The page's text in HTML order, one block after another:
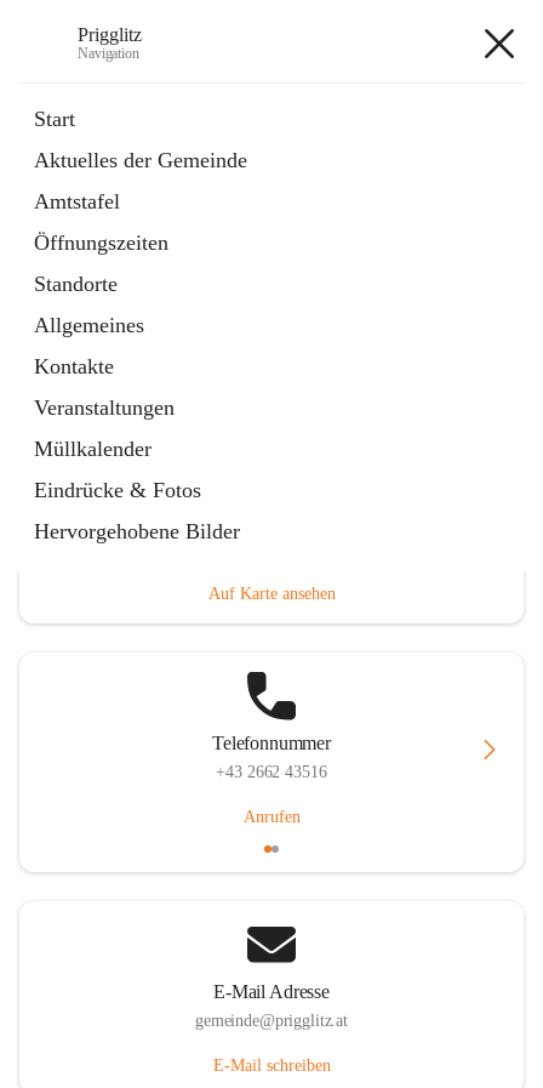
Prigglitz
Navigation
Start
Aktuelles der Gemeinde
Amtstafel
Öffnungszeiten
Standorte
Allgemeines
Kontakte
Veranstaltungen
Müllkalender
Eindrücke & Fotos
Hervorgehobene Bilder
Externe Webseite
in
Tab
Gemeindezeitung
Ordner
öffnet
in
neuem
Tab
Hauptadresse
Auf Karte ansehen
Telefonnummer
+43 2662 43516
Anrufen
E-Mail Adresse
gemeinde@prigglitz.at
E-Mail schreiben